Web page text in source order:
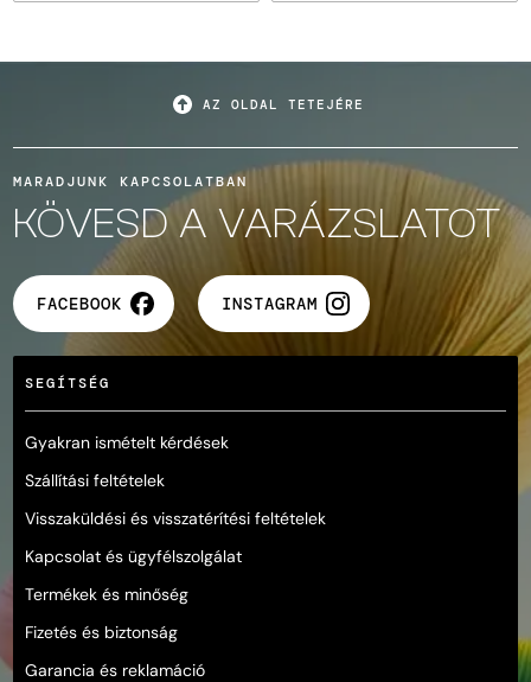
AZ OLDAL TETEJÉRE
MARADJUNK KAPCSOLATBAN
KÖVESD A VARÁZSLATOT
FACEBOOK INSTAGRAM
SEGÍTSÉG
Gyakran ismételt kérdések
Szállítási feltételek
Visszaküldési és visszatérítési feltételek
Kapcsolat és ügyfélszolgálat
Termékek és minőség
Fizetés és biztonság
Garancia és reklamáció